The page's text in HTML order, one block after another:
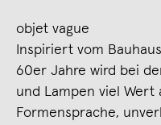
objet vague
Inspiriert vom
60er Jahre wird bei
und Lampen viel
Formensprache,